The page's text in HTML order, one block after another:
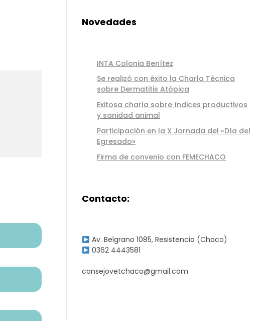
Novedades
INTA Colonia Benítez
Se realizó con éxito la Charla Técnica
sobre Dermatitis Atópica
Exitosa charla sobre índices productivos
y sanidad animal
Participación en la X Jornada del «Día del
Egresado»
Firma de convenio con FEMECHACO
Contacto:
Av. Belgrano 1085, Resistencia (Chaco)
0362 4443581
consejovetchaco@gmail.com